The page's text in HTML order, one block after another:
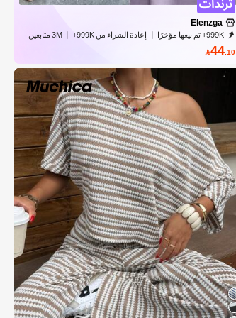
Elenzga
999K+ تم بيعها مؤخرًا إعادة الشراء من 999K+ 3M متابعين
44.10